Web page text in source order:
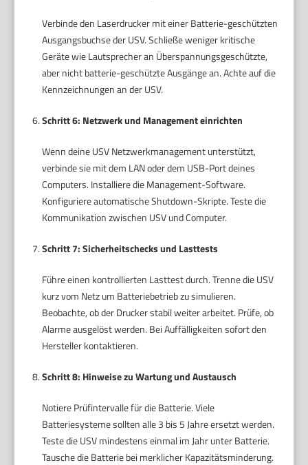
Verbinde den Laserdrucker mit einer Batterie-geschützten
Ausgangsbuchse der USV. Schließe weniger kritische
Geräte wie Lautsprecher an Überspannungsgeschützte,
aber nicht batterie-geschützte Ausgänge an. Achte auf die
Kennzeichnungen an der USV.
Schritt 6: Netzwerk und Management einrichten
Wenn deine USV Netzwerkmanagement unterstützt,
verbinde sie mit dem LAN oder dem USB-Port deines
Computers. Installiere die Management-Software.
Konfiguriere automatische Shutdown-Skripte. Teste die
Kommunikation zwischen USV und Computer.
Schritt 7: Sicherheitschecks und Lasttests
Führe einen kontrollierten Lasttest durch. Trenne die USV
kurz vom Netz um Batteriebetrieb zu simulieren.
Beobachte, ob der Drucker stabil weiter arbeitet. Prüfe, ob
Alarme ausgelöst werden. Bei Auffälligkeiten sofort den
Hersteller kontaktieren.
Schritt 8: Hinweise zu Wartung und Austausch
Notiere Prüfintervalle für die Batterie. Viele
Batteriesysteme sollten alle 3 bis 5 Jahre ersetzt werden.
Teste die USV mindestens einmal im Jahr unter Batterie.
Tausche die Batterie bei merklicher Kapazitätsminderung.